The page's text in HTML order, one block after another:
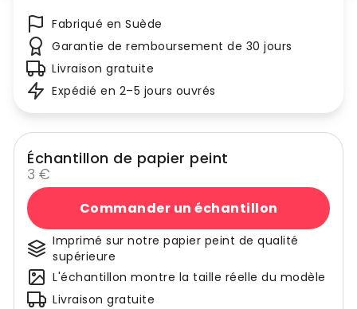
Fabriqué en Suède
Garantie de remboursement de 30 jours
Livraison gratuite
Expédié en 2–5 jours ouvrés
Échantillon de papier peint
3 €
Commander un échantillon
Imprimé sur notre papier peint de qualité
supérieure
L'échantillon montre la taille réelle du modèle
Livraison gratuite